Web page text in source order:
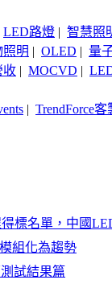
LED路燈 | 智慧照
明 | OLED | 量
收 | MOCVD |
| TrendForce
標名單，中國
組化為趨勢
試結果篇